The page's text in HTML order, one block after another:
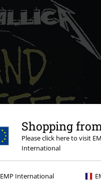
Shopping
Please click here to visit
International
EMP International